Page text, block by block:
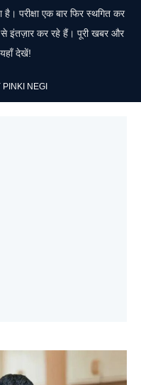
परीक्षा एक बार फिर स्थगित कर
से इंतज़ार कर रहे हैं। पूरी खबर और
देखें!
PINKI NEGI